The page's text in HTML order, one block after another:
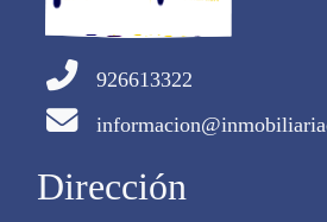
926613322
Dirección